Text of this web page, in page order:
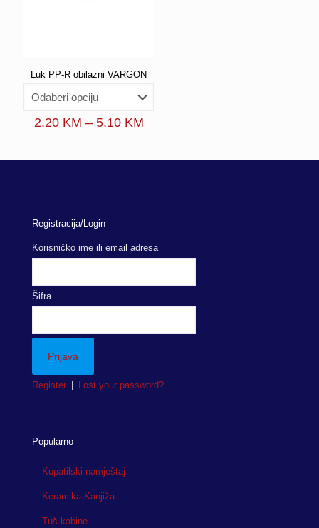
Luk PP-R obilazni VARGON
2.20 KM – 5.10 KMPrice
through
Registracija/Login
Korisničko ime ili email adresa
Šifra
Register Lost your password?
Popularno
Kupatilski namještaj
Keramika Kanjiža
Tuš kabine